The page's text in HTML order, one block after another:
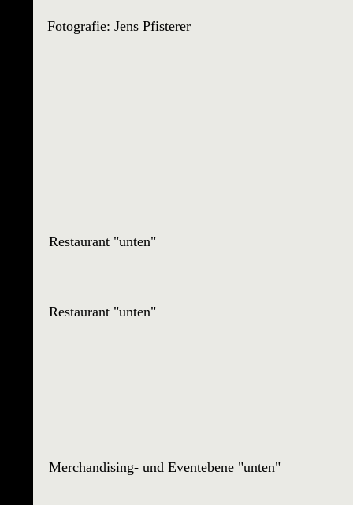
Fotografie: Jens Pfisterer
Restaurant "unten"
Restaurant "unten"
Merchandising- und Eventebene "unten"